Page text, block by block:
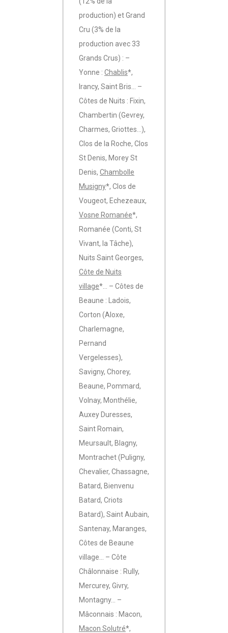
production) et Grand
Cru (3% de la
production avec 33
Grands Crus) : –
Yonne : Chablis*,
Irancy, Saint Bris… –
Côtes de Nuits : Fixin,
Chambertin (Gevrey,
Charmes, Griottes…),
Clos de la Roche, Clos
St Denis, Morey St
Denis, Chambolle
Musigny*, Clos de
Vougeot, Echezeaux,
Vosne Romanée*,
Romanée (Conti, St
Vivant, la Tâche),
Nuits Saint Georges,
Côte de Nuits
village*… – Côtes de
Beaune : Ladois,
Corton (Aloxe,
Charlemagne,
Pernand
Vergelesses),
Savigny, Chorey,
Beaune, Pommard,
Volnay, Monthélie,
Auxey Duresses,
Saint Romain,
Meursault, Blagny,
Montrachet (Puligny,
Chevalier, Chassagne,
Batard, Bienvenu
Batard, Criots
Batard), Saint Aubain,
Santenay, Maranges,
Côtes de Beaune
village… – Côte
Châlonnaise : Rully,
Mercurey, Givry,
Montagny… –
Mâconnais : Macon,
Macon Solutré*,